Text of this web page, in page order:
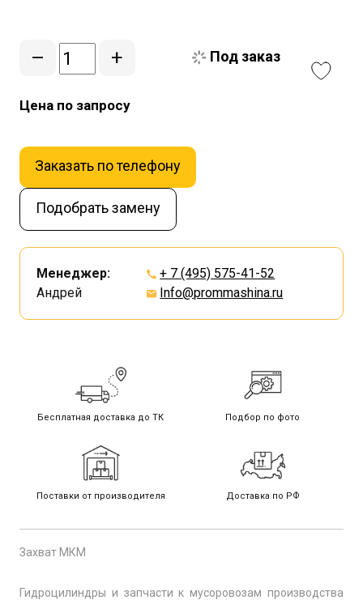
– + Под заказ
Цена по запросу
Заказать по телефону
Подобрать замену
Менеджер:
Андрей
+ 7 (495) 575-41-52
Info@prommashina.ru
Бесплатная доставка до ТК Подбор по фото
Поставки от производителя Доставка по РФ
Захват МКМ
Гидроцилиндры и запчасти к мусоровозам производства